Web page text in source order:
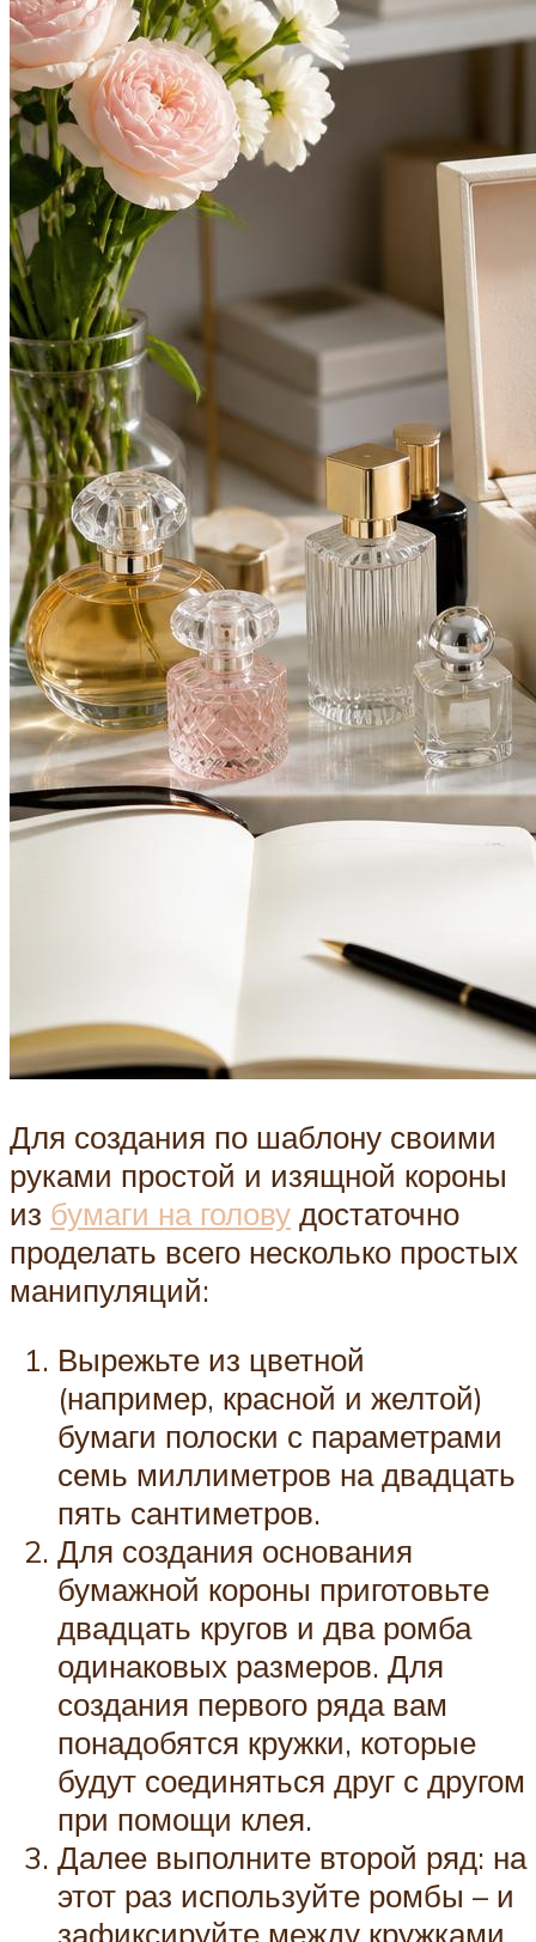
Для создания по шаблону своими
руками простой и изящной короны
из бумаги на голову достаточно
проделать всего несколько простых
манипуляций:
Вырежьте из цветной
(например, красной и желтой)
бумаги полоски с параметрами
семь миллиметров на двадцать
пять сантиметров.
Для создания основания
бумажной короны приготовьте
двадцать кругов и два ромба
одинаковых размеров. Для
создания первого ряда вам
понадобятся кружки, которые
будут соединяться друг с другом
при помощи клея.
Далее выполните второй ряд: на
этот раз используйте ромбы – и
зафиксируйте между кружками